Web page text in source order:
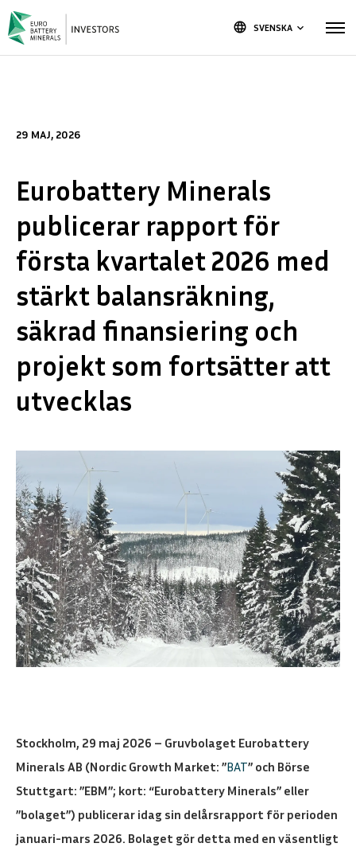
language SVENSKA keyboard_arrow_down
29 MAJ, 2026
Eurobattery Minerals
publicerar rapport för
första kvartalet 2026 med
stärkt balansräkning,
säkrad finansiering och
projekt som fortsätter att
utvecklas
Stockholm, 29 maj 2026 – Gruvbolaget Eurobattery
Minerals AB (Nordic Growth Market: ”BAT” och Börse
Stuttgart: ”EBM”; kort: “Eurobattery Minerals” eller
”bolaget”) publicerar idag sin delårsrapport för perioden
januari-mars 2026. Bolaget gör detta med en väsentligt